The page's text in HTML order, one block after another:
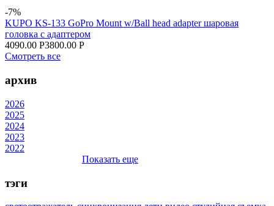
-7%
KUPO KS-133 GoPro Mount w/Ball head adapter шаровая
головка с адаптером
4090.00 Р3800.00 Р
Смотреть все
архив
2026
2025
2024
2023
2022
Показать еще
тэги